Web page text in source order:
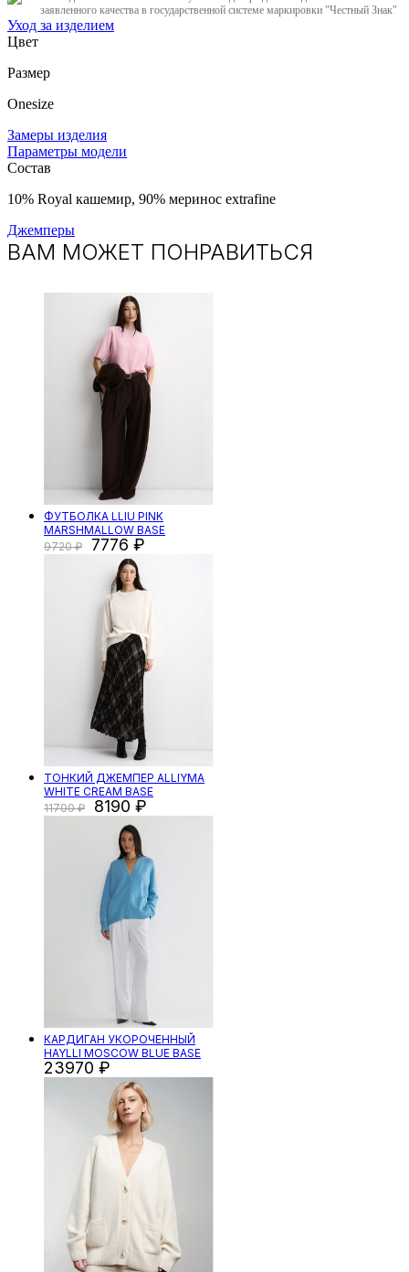
заявленного качества в государственной системе маркировки "Честный Знак"
Уход за изделием
Цвет
Размер
Onesize
Замеры изделия
Параметры модели
Состав
10% Royal кашемир, 90% меринос extrafine
Джемперы
ВАМ МОЖЕТ ПОНРАВИТЬСЯ
ФУТБОЛКА LLIU PINK
MARSHMALLOW BASE
9720
7776
ТОНКИЙ ДЖЕМПЕР ALLIYMA
WHITE CREAM BASE
11700
8190
КАРДИГАН УКОРОЧЕННЫЙ
HAYLLI MOSCOW BLUE BASE
23970